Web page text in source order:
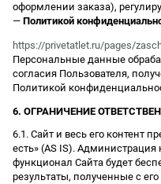
оформлении заказа),
— Политикой
https://privetatlet.ru/pages/
Персональные данные
согласия Пользователя,
Политикой
6. ОГРАНИЧЕНИЕ
6.1. Сайт и весь его контент
есть» (AS IS). Администрация
функционал Сайта будет
результаты, полученные с